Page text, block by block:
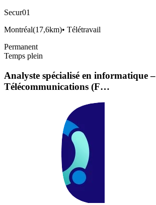
Secur01
Montréal(17,6km)• Télétravail
Permanent
Temps plein
Analyste spécialisé en informatique –
Télécommunications (F…